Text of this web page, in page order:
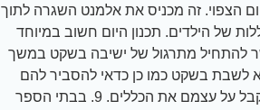
הצפוי. זה מכניס את אלמנט השגרה לתוך
של הילדים. תכנון היום חשוב במיוחד
אפשר להתחיל מתרגול של ישיבה בשקט במשך
לשבת בשקט כמו כן כדאי להסביר להם
שאם הם רוצים לשחק עם חברים, חשוב לא להתפרץ אלא לקבל על עצמם את הכללים. 9. בבתי הספר